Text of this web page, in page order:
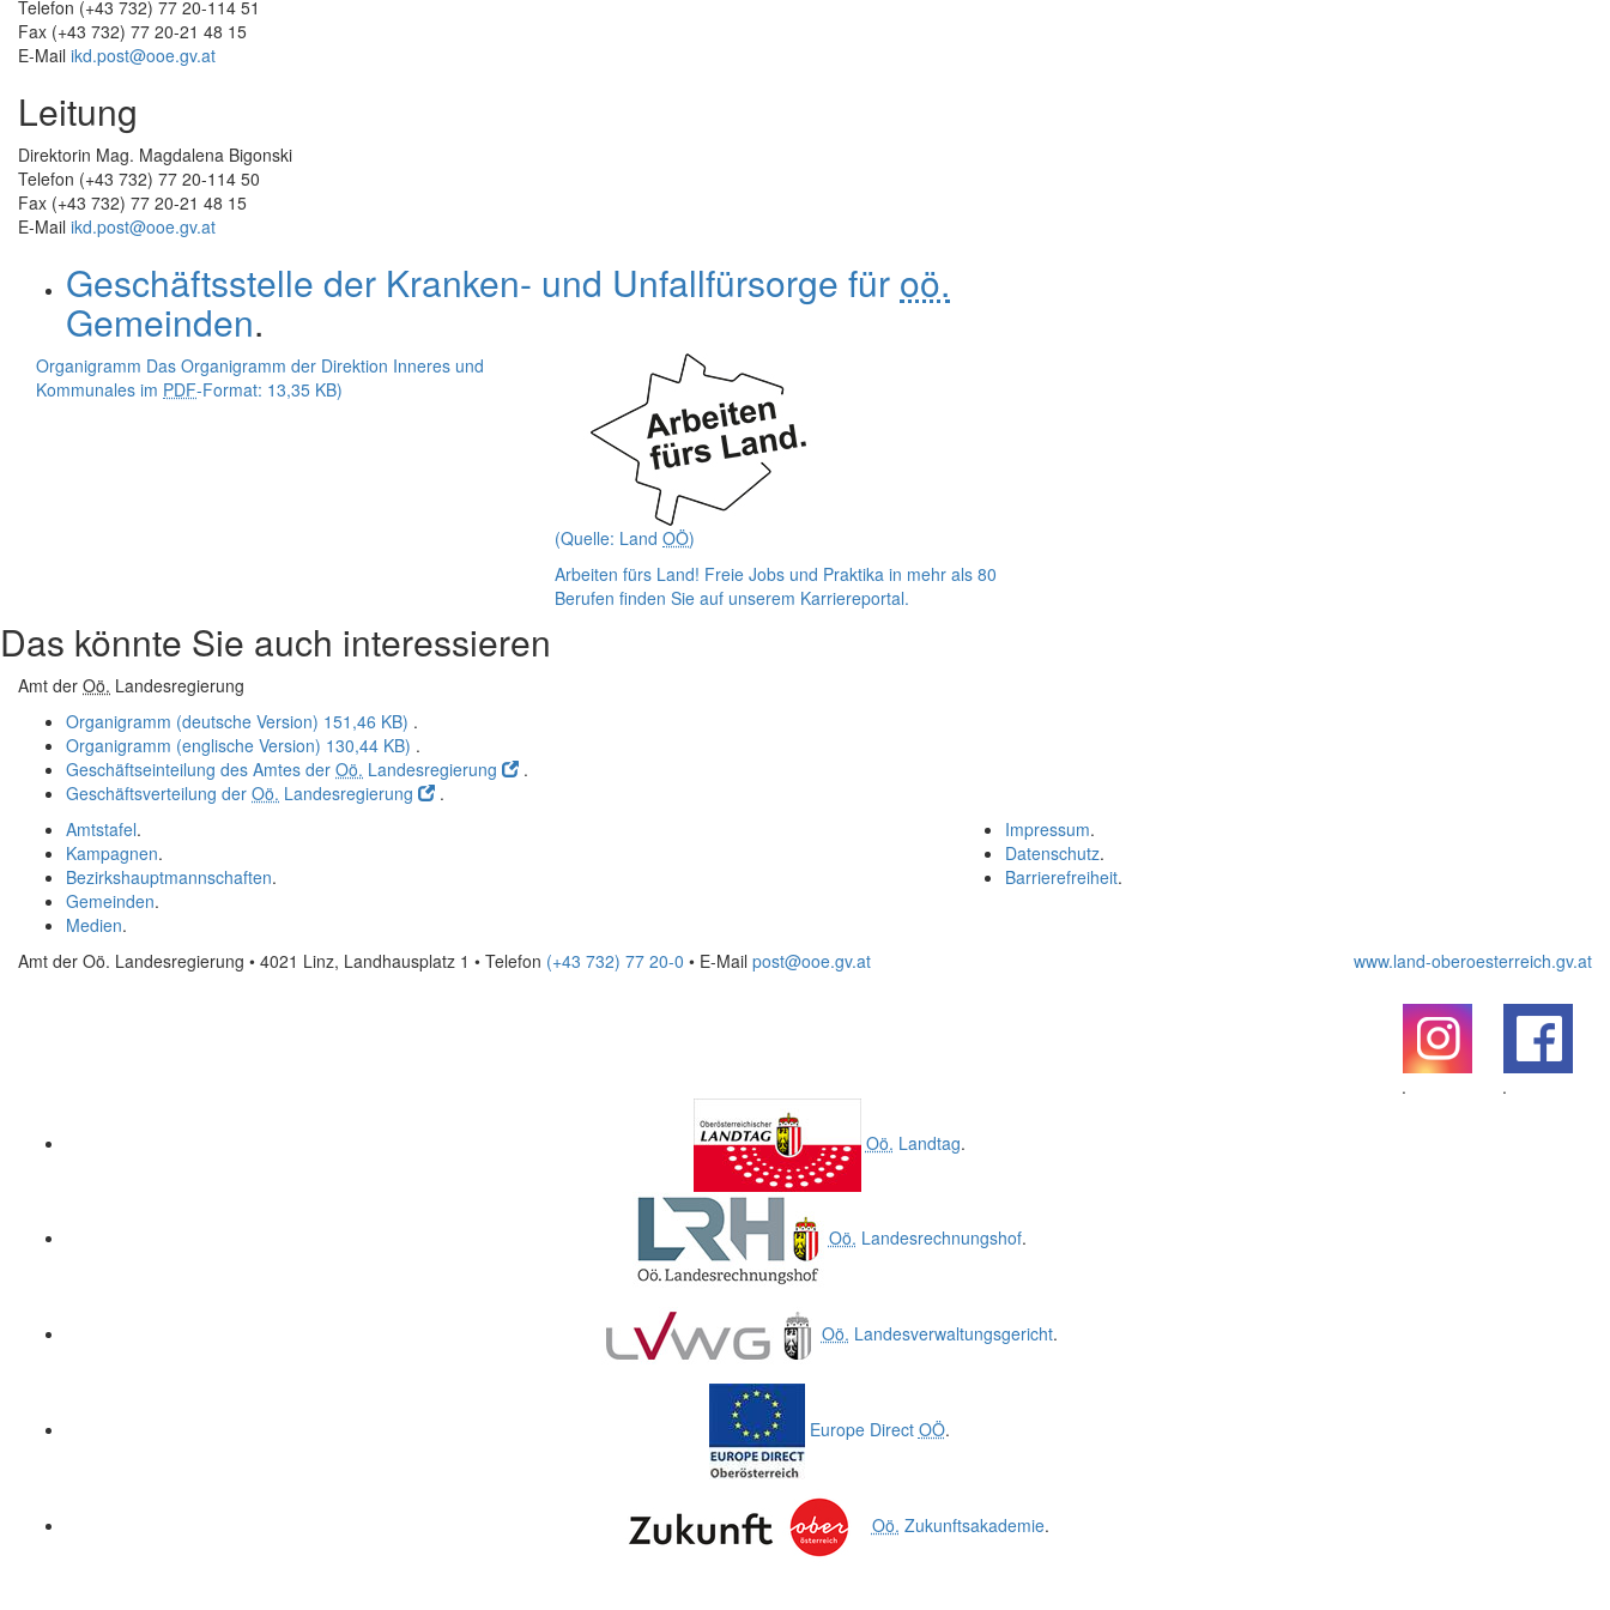
Telefon (+43 732) 77 20-114 51
Fax (+43 732) 77 20-21 48 15
E-Mail ikd.post@ooe.gv.at
Leitung
Direktorin Mag. Magdalena Bigonski
Telefon (+43 732) 77 20-114 50
Fax (+43 732) 77 20-21 48 15
E-Mail ikd.post@ooe.gv.at
Geschäftsstelle der Kranken- und Unfallfürsorge für oö.
Gemeinden.
Organigramm Das Organigramm der Direktion Inneres und
Kommunales im PDF-Format: 13,35 KB)
(Quelle: Land OÖ)
Arbeiten fürs Land! Freie Jobs und Praktika in mehr als 80
Berufen finden Sie auf unserem Karriereportal.
Das könnte Sie auch interessieren
Amt der Oö. Landesregierung
Organigramm (deutsche Version) 151,46 KB) .
Organigramm (englische Version) 130,44 KB) .
Geschäftseinteilung des Amtes der Oö. Landesregierung
.
Geschäftsverteilung der Oö. Landesregierung
.
Impressum.
Datenschutz.
Barrierefreiheit.
Amtstafel.
Kampagnen.
Bezirkshauptmannschaften.
Gemeinden.
Medien.
Amt der Oö. Landesregierung • 4021 Linz, Landhausplatz 1 • Telefon (+43 732) 77 20-0 • E-Mail post@ooe.gv.at www.land-oberoesterreich.gv.at
.
.
Oö. Landtag.
Oö. Landesrechnungshof.
Oö. Landesverwaltungsgericht.
Europe Direct OÖ.
Oö. Zukunftsakademie.